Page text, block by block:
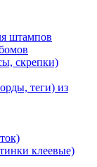
штампов
скрепки)
теги) из
клеевые)